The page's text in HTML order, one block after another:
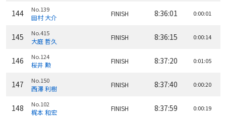
144 No.139
田村 大介 FINISH 8:36:01 0:00:01
145 No.415
大庭 哲久 FINISH 8:36:15 0:00:14
146 No.124
桜井 勲 FINISH 8:37:20 0:01:05
147 No.150
西澤 利樹 FINISH 8:37:40 0:00:20
148 No.102
梶本 和宏 FINISH 8:37:59 0:00:19